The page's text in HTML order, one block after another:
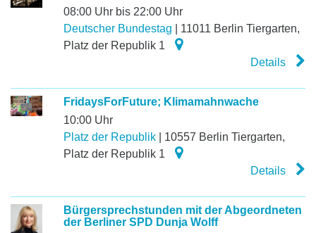
08:00 Uhr bis 22:00 Uhr
Deutscher Bundestag
11011 Berlin Tiergarten,
Platz der Republik 1
Details
FridaysForFuture; Klimamahnwache
10:00 Uhr
Platz der Republik| 10557 Berlin Tiergarten,
Platz der Republik 1
Details
Bürgersprechstunden mit der Abgeordneten
der Berliner SPD Dunja Wolff